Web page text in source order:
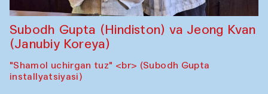
Subodh Gupta (Hindiston) va Jeong Kvan
(Janubiy Koreya)
"Shamol uchirgan tuz" <br> (Subodh Gupta
installyatsiyasi)